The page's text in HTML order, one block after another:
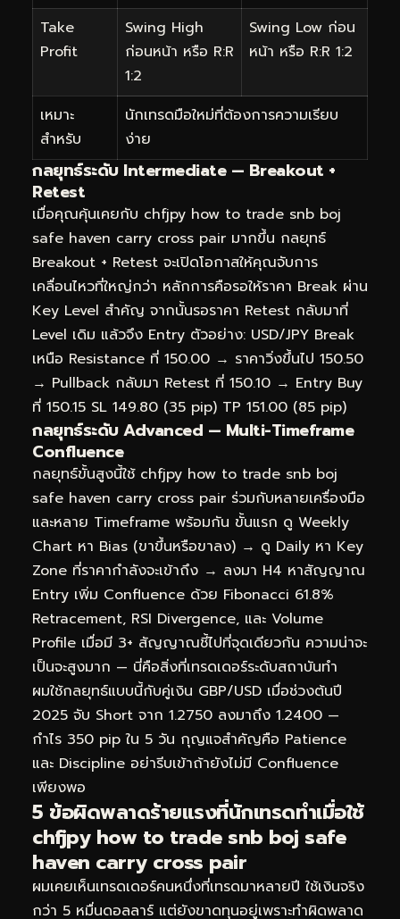
Take
Profit
Swing High
ก่อนหน้า หรือ R:R
1:2
Swing Low ก่อน
หน้า หรือ R:R 1:2
เหมาะ
สำหรับ
นักเทรดมือใหม่ที่ต้องการความเรียบ
ง่าย
กลยุทธ์ระดับ Intermediate — Breakout +
Retest
เมื่อคุณคุ้นเคยกับ chfjpy how to trade snb boj
safe haven carry cross pair มากขึ้น กลยุทธ์
Breakout + Retest จะเปิดโอกาสให้คุณจับการ
เคลื่อนไหวที่ใหญ่กว่า หลักการคือรอให้ราคา Break ผ่าน
Key Level สำคัญ จากนั้นรอราคา Retest กลับมาที่
Level เดิม แล้วจึง Entry ตัวอย่าง: USD/JPY Break
เหนือ Resistance ที่ 150.00 → ราคาวิ่งขึ้นไป 150.50
→ Pullback กลับมา Retest ที่ 150.10 → Entry Buy
ที่ 150.15 SL 149.80 (35 pip) TP 151.00 (85 pip)
กลยุทธ์ระดับ Advanced — Multi-Timeframe
Confluence
กลยุทธ์ขั้นสูงนี้ใช้ chfjpy how to trade snb boj
safe haven carry cross pair ร่วมกับหลายเครื่องมือ
และหลาย Timeframe พร้อมกัน ขั้นแรก ดู Weekly
Chart หา Bias (ขาขึ้นหรือขาลง) → ดู Daily หา Key
Zone ที่ราคากำลังจะเข้าถึง → ลงมา H4 หาสัญญาณ
Entry เพิ่ม Confluence ด้วย Fibonacci 61.8%
Retracement, RSI Divergence, และ Volume
Profile เมื่อมี 3+ สัญญาณชี้ไปที่จุดเดียวกัน ความน่าจะ
เป็นจะสูงมาก — นี่คือสิ่งที่เทรดเดอร์ระดับสถาบันทำ
ผมใช้กลยุทธ์แบบนี้กับคู่เงิน GBP/USD เมื่อช่วงต้นปี
2025 จับ Short จาก 1.2750 ลงมาถึง 1.2400 —
กำไร 350 pip ใน 5 วัน กุญแจสำคัญคือ Patience
และ Discipline อย่ารีบเข้าถ้ายังไม่มี Confluence
เพียงพอ
5 ข้อผิดพลาดร้ายแรงที่นักเทรดทำเมื่อใช้
chfjpy how to trade snb boj safe
haven carry cross pair
ผมเคยเห็นเทรดเดอร์คนหนึ่งที่เทรดมาหลายปี ใช้เงินจริง
กว่า 5 หมื่นดอลลาร์ แต่ยังขาดทุนอยู่เพราะทำผิดพลาด